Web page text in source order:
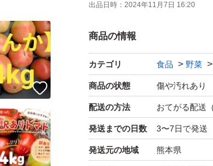
箱の中は緩衝材や新聞紙を使
発送中での傷みや汁出やカ
大量にトマトを使用したい方
必見です！！
毎回出品できるわけではない
出品してる限りになります。
出品日時： 2024年11月7日 16:20
商品の情報
カテゴリ 食品 野菜
商品の状態 傷や汚れあり
配送の方法 おてがる配送
発送までの日数 3〜7日で発送
発送元の地域 熊本県
いいね！